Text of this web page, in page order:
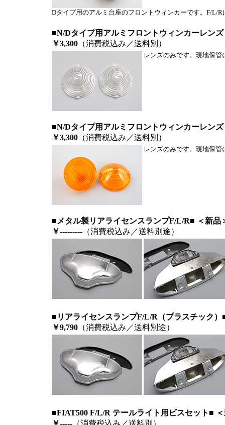
Dタイプ用のアルミ台座のフロントウィンカーです。F/L/
■N/Dタイプ用アルミフロントウィンカーレン
￥3,300（消費税込み／送料別）
レンズのみです。現地保
■N/Dタイプ用アルミフロントウィンカーレン
￥3,300（消費税込み／送料別）
レンズのみです。現地保
■メタル製リアライセンスランプF/L/R■ ＜新品
￥---------（消費税込み／送料別途）
■リアライセンスランプF/L/R（プラスチック）
￥9,790（消費税込み／送料別途）
■FIAT500 F/L/R テールライト用ビスセット■
￥-----（消費税込み／送料別）